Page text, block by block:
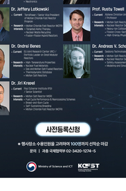
AI × Design : UX 디자이너의 5가지 생존 전략과 실전 대응